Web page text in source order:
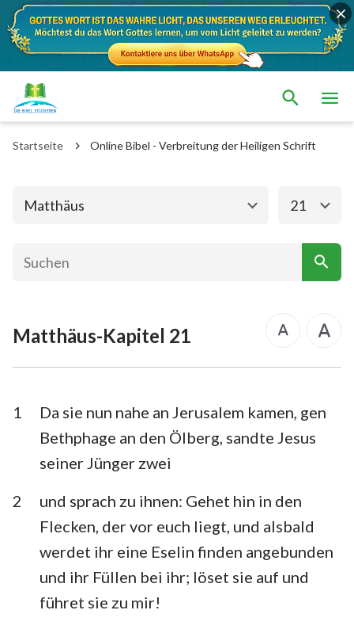
Startseite Online Bibel - Verbreitung der Heiligen Schrift
Matthäus
Das alte Testament Das neue Testament
Matthäus Markus
Apostelgeschichte
Galater
1. Thessalonicher 2. Thessalonicher
1. Timotheus 2. Timotheus
Titus Philemon
Hebräer Jakobus
1. Johannes 2. Johannes
3. Johannes Judas
Offenbarung
21
Matthäus-Kapitel 21
1
Da sie nun nahe an Jerusalem kamen, gen
Bethphage an den Ölberg, sandte Jesus
seiner Jünger zwei
2
und sprach zu ihnen: Gehet hin in den
Flecken, der vor euch liegt, und alsbald
werdet ihr eine Eselin finden angebunden
und ihr Füllen bei ihr; löset sie auf und
führet sie zu mir!